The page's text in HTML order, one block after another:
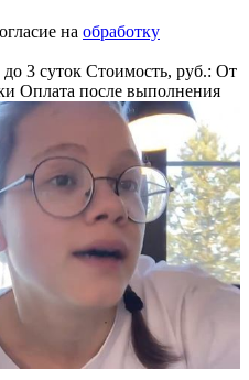
на обработку
3 суток Стоимость, руб.: От
Оплата после выполнения